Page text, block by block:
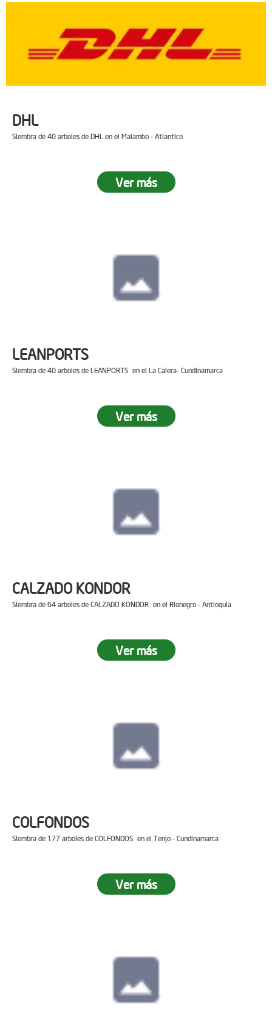
DHL
Siembra de 40 arboles de DHL en el Malambo - Atlantico
Ver más
LEANPORTS
Siembra de 40 arboles de LEANPORTS en el La Calera- Cundinamarca
Ver más
CALZADO KONDOR
Siembra de 64 arboles de CALZADO KONDOR en el Rionegro - Antioquia
Ver más
COLFONDOS
Siembra de 177 arboles de COLFONDOS en el Tenjo - Cundinamarca
Ver más